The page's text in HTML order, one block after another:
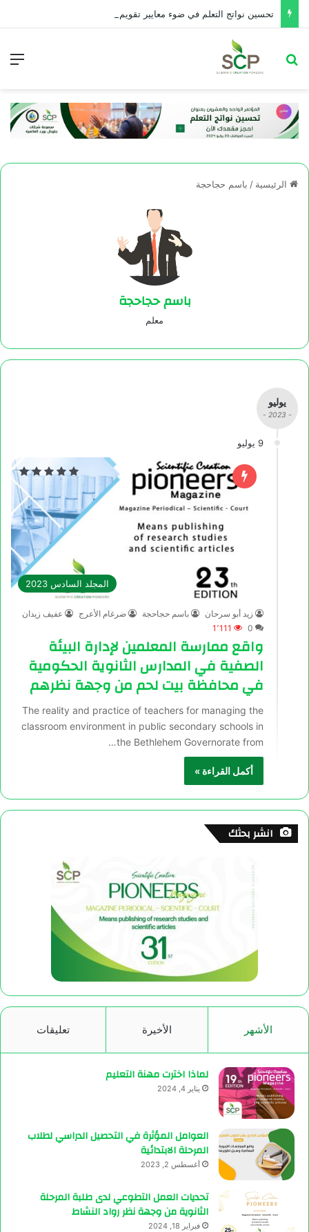
تحسین نواتج التعلم في ضوء معايير تقويم الأداء التربوي
الرئيسية / باسم حجاحجة
باسم حجاحجة
معلم
يوليو
- 2023 -
9 يوليو
المجلد السادس 2023
زيد أبو سرحان باسم حجاحجة ضرغام الأعرج
عفيف زيدان
0
1٬111
واقع ممارسة المعلمين لإدارة البيئة
الصفية في المدارس الثانوية الحكومية
في محافظة بيت لحم من وجهة نظرهم
The reality and practice of teachers for managing the
classroom environment in public secondary schools in
the Bethlehem Governorate from…
أكمل القراءة »
انشر بحثك
الأشهر الأخيرة تعليقات
لماذا اخترت مهنة التعليم
يناير 4, 2024
العوامل المؤثرة في التحصيل الدراسي لطلاب
المرحلة الابتدائية
أغسطس 2, 2023
تحديات العمل التطوعي لدى طلبة المرحلة
الثانوية من وجهة نظر رواد النشاط
فبراير 18, 2024